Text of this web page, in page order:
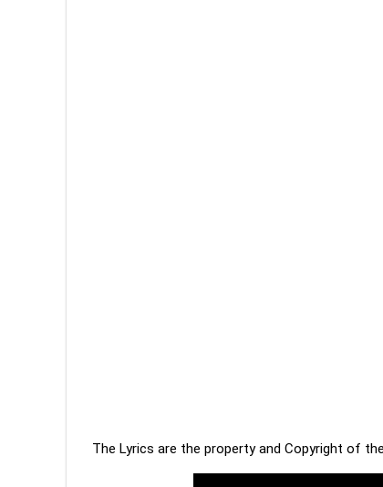
The Lyrics are the property and Copyright of